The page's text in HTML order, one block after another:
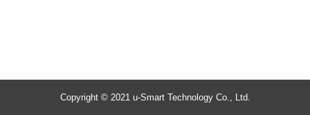
Copyright © 2021 u-Smart Technology Co., Ltd.